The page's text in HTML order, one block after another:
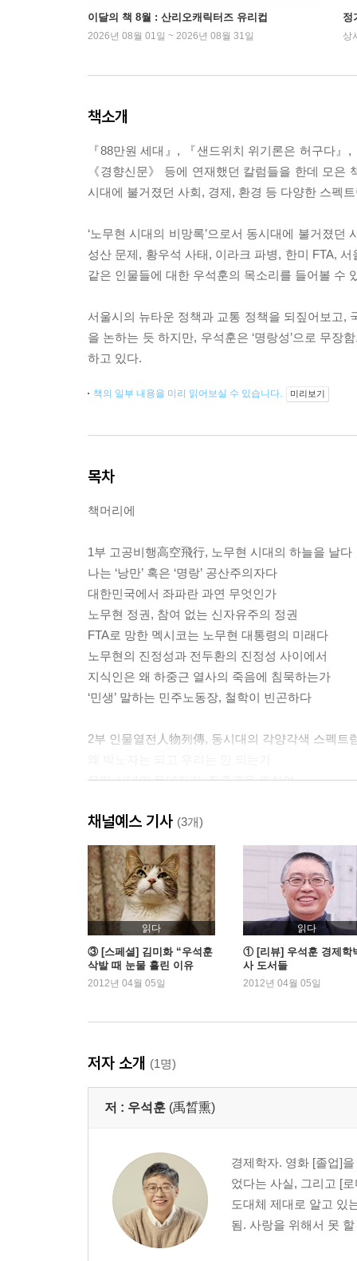
이달의 책 8월 : 산리오캐릭터즈 유리컵
2026년 08월 01일 ~ 2026년 08월 31일
정
상
책소개
『88만원 세대』, 『샌드위치 위기론은 허구다
《경향신문》 등에 연재했던 칼럼들을 한데 모은
시대에 불거졌던 사회, 경제, 환경 등 다양한 스펙
‘노무현 시대의 비망록’으로서 동시대에 불거졌
성산 문제, 황우석 사태, 이라크 파병, 한미 FTA,
같은 인물들에 대한 우석훈의 목소리를 들어볼 수
서울시의 뉴타운 정책과 교통 정책을 되짚어보고,
을 논하는 듯 하지만, 우석훈은 ‘명랑성’으로 무
하고 있다.
책의 일부 내용을 미리 읽어보실 수 있습니다. 미리보기
목차
책머리에
1부 고공비행高空飛行, 노무현 시대의 하늘을 날다
나는 ‘낭만’ 혹은 ‘명랑’ 공산주의자다
대한민국에서 좌파란 과연 무엇인가
노무현 정권, 참여 없는 신자유주의 정권
FTA로 망한 멕시코는 노무현 대통령의 미래다
노무현의 진정성과 전두환의 진정성 사이에서
지식인은 왜 하중근 열사의 죽음에 침묵하는가
‘민생’ 말하는 민주노동장, 철학이 빈곤하다
2부 인물열전人物列傳, 동시대의 각양각색 스펙트
우리 시대의 등대지기, 진중권을 위하여
전투적 생타주의의 눈으로 본 강금실
오세훈, 공약 지키면 서울은 지옥된다
진보와 극우의 경계에 선 김지하
20대 예비 저자들을 위하여: 대기만성이 당신들의
3부 녹색환경綠色環境, 우리가 꿈꾸는 세상?
오늘도 액셀을 밟고 있는가
버스노선으로 보는 정치공학과 도시학
광우병 공포, 양지머리를 허하라
‘공영개발의 투명인간’ 세입자
‘휴대폰 팔아서 쌀 사먹자’는 이들에게
‘짜장면’ 혹은 ‘자장면’보다 더 중요한 것
지리산이 왜 명산인지 물으신다면
4부 세상단평世上短評, 21세기의 대한민국 스케치
중남미형 사회의 문턱에서
배가 산으로 가면 경제가 살아날까?
채널예스 기사 (3개)
읽다
③ [스페셜] 김미화 “우석훈
삭발 때 눈물 흘린 이유
는…” – 김미화가 본 우석훈
2012년 04월 05일
읽다
① [리뷰] 우석훈 경제학
사 도서들
2012년 04월 05일
저자 소개 (1명)
저 : 우석훈 (禹晳熏)
경제학자. 영화 [졸업]
었다는 사실, 그리고 [
도대체 제대로 알고 있
됨. 사랑을 위해서 못